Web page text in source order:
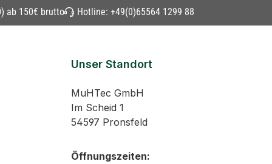
ab 150€ brutto Hotline:+49(0)65564 1299 88
Unser Standort
MuHTec GmbH
Im Scheid 1
54597 Pronsfeld
Öffnungszeiten: